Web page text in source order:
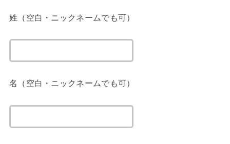
姓（空白・ニックネームでも可）
名（空白・ニックネームでも可）